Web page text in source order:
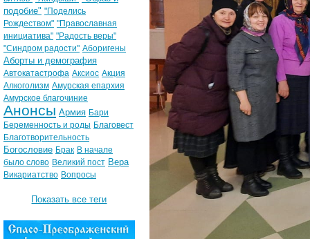
подобие" "Поделись
Рождеством" "Православная
инициатива" "Радость веры"
"Синдром радости" Аборигены
Аборты и демография
Автокатастрофа Аксиос Акция
Алкоголизм Амурская епархия
Амурское благочиние
Анонсы Армия Бари
Беременность и роды Благовест
Благотворительность
Богословие Брак В начале
было слово Великий пост Вера
Викариатство Вопросы
Показать все теги